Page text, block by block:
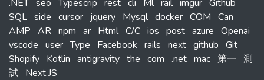
.NET seo Typescrip rest cli Ml rail imgur Github
SQL side cursor jquery Mysql docker COM Can
AMP AR npm ar Html C/C ios post azure Openai
vscode user Type Facebook rails next github Git
Shopify Kotlin antigravity the com .net mac 第一 測
試 Next.JS